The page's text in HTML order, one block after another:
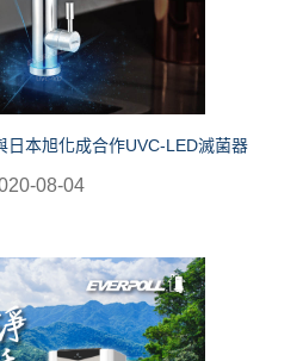
日本旭化成合作UVC-LED滅菌器
08-04